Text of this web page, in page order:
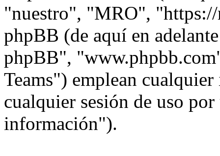
"nuestro", "MRO",
phpBB (de aquí en
phpBB",
Teams") emplean
cualquier sesión de uso
información").